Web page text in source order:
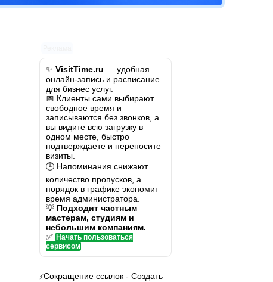
✨ VisitTime.ru — удобная
онлайн-запись и расписание
для бизнес услуг.
📅 Клиенты сами выбирают
свободное время и
записываются без звонков, а
вы видите всю загрузку в
одном месте, быстро
подтверждаете и переносите
визиты.
🕒 Напоминания снижают
количество пропусков, а
порядок в графике экономит
время администратора.
💡 Подходит частным
мастерам, студиям и
небольшим компаниям.
✅ Начать пользоваться
сервисом
⚡Сокращение ссылок - Создать